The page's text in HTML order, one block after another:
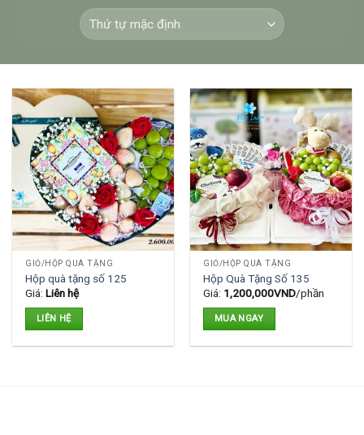
GIỎ/HỘP QUÀ TẶNG
Hộp quà tặng số 125
Giá: Liên hệ
LIÊN HỆ
GIỎ/HỘP QUÀ TẶNG
Hộp Quà Tặng Số 135
Giá: 1,200,000VND/phần
MUA NGAY